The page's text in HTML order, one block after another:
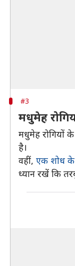
#3
मधुमेह
मधुमेह रोगियों
है।
वहीं, एक शोध
ध्यान रखें कि